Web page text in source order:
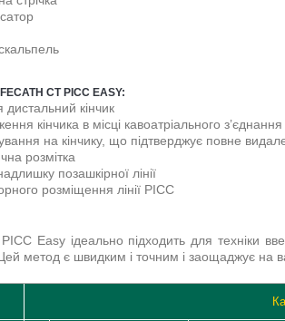
CT PICC EASY:
дистальний кінчик
кінчика в місці кавоатріального з’єднання
на кінчику, що підтверджує повне
розмітка
позашкірної лінії
розміщення лінії PICC
Easy ідеально підходить для техніки
Цей метод є швидким і точним і заощаджує на